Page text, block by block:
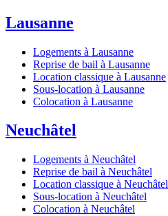
Lausanne
Logements à Lausanne
Reprise de bail à Lausanne
Location classique à Lausanne
Sous-location à Lausanne
Colocation à Lausanne
Neuchâtel
Logements à Neuchâtel
Reprise de bail à Neuchâtel
Location classique à Neuchâtel
Sous-location à Neuchâtel
Colocation à Neuchâtel